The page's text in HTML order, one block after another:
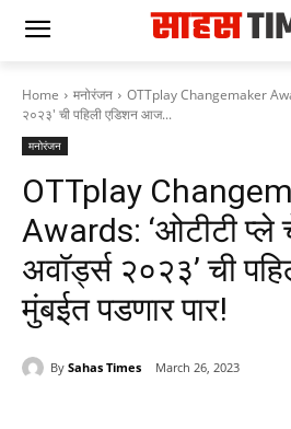
Home मनोरंजन
OTTplay Changemaker
२०२३' ची पहिली एडिशन आज...
मनोरंजन
OTTplay
Awards: ‘ओटीटी
अवॉर्ड्स २०२३’ ची
मुंबईत पडणार पार!
By Sahas Times March 26, 2023